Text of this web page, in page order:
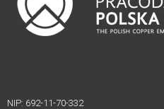
NIP: 692-11-70-332